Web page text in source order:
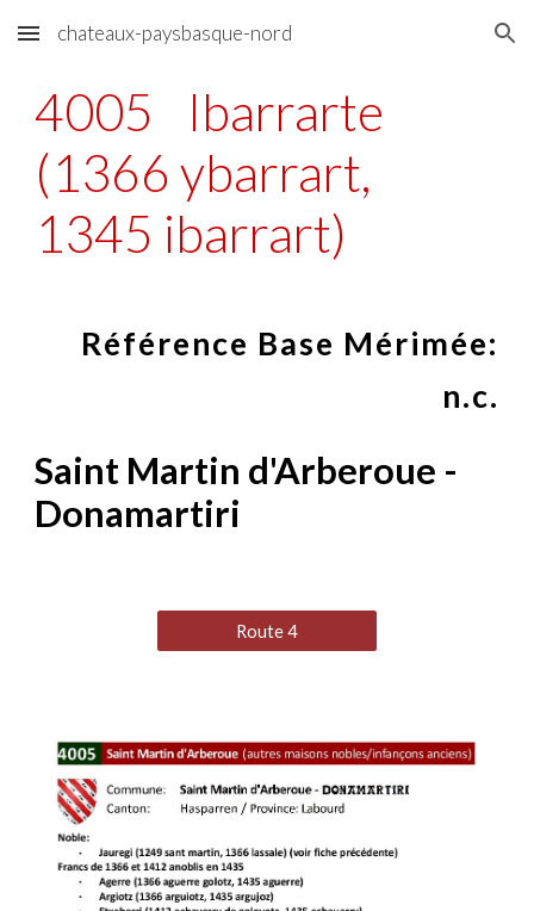
Skip to main content Skip to navigation
chateaux-paysbasque-nord
4005
Ibarrarte
(1366 ybarrart,
1345 ibarrart)
Référence Base Mérimée:
n.c.
Saint Martin d'Arberoue -
Donamartiri
Route 4